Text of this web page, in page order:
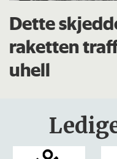
Dette
raketten
uhell